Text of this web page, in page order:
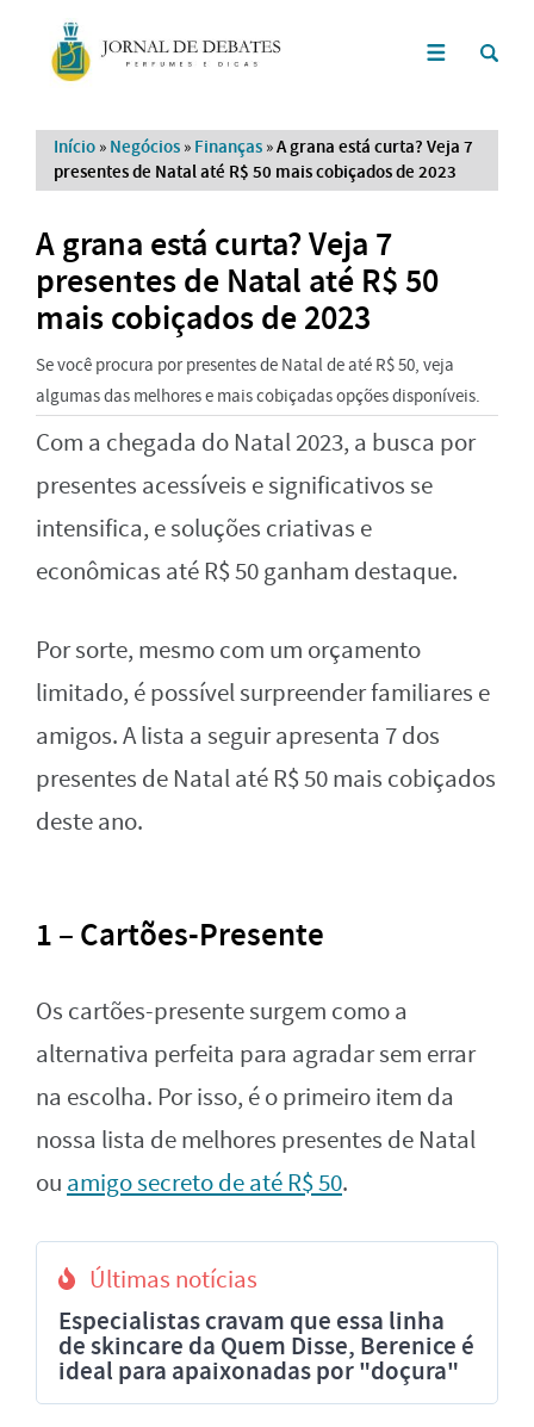
Início » Negócios » Finanças »A grana está curta? Veja 7
presentes de Natal até R$ 50 mais cobiçados de 2023
A grana está curta? Veja 7
presentes de Natal até R$ 50
mais cobiçados de 2023
Se você procura por presentes de Natal de até R$ 50, veja
algumas das melhores e mais cobiçadas opções disponíveis.
Com a chegada do Natal 2023, a busca por
presentes acessíveis e significativos se
intensifica, e soluções criativas e
econômicas até R$ 50 ganham destaque.
Por sorte, mesmo com um orçamento
limitado, é possível surpreender familiares e
amigos. A lista a seguir apresenta 7 dos
presentes de Natal até R$ 50 mais cobiçados
deste ano.
1 – Cartões-Presente
Os cartões-presente surgem como a
alternativa perfeita para agradar sem errar
na escolha. Por isso, é o primeiro item da
nossa lista de melhores presentes de Natal
ou amigo secreto de até R$ 50.
Últimas notícias
Especialistas cravam que essa linha
de skincare da Quem Disse, Berenice é
ideal para apaixonadas por "doçura"